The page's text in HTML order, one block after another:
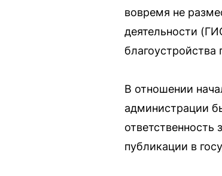
вовремя не
деятельности
благоустройства
В отношении
администрации
публикации в